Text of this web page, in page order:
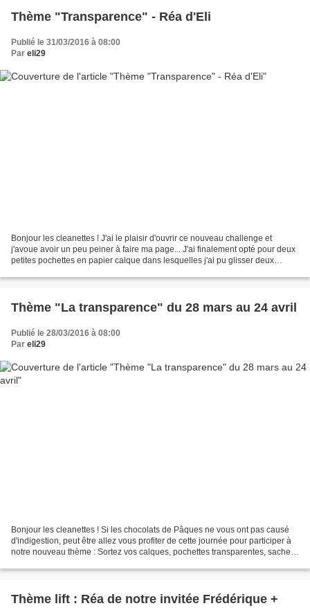
Thème "Transparence" - Réa d'Eli
Publié le 31/03/2016 à 08:00
Par eli29
Bonjour les cleanettes ! J'ai le plaisir d'ouvrir ce nouveau challenge et
j'avoue avoir un peu peiner à faire ma page... J'ai finalement opté pour deux
petites pochettes en papier calque dans lesquelles j'ai pu glisser deux
Thème "La transparence" du 28 mars au 24 avril
Publié le 28/03/2016 à 08:00
Par eli29
Bonjour les cleanettes ! Si les chocolats de Pâques ne vous ont pas causé
d'indigestion, peut être allez vous profiter de cette journée pour participer à
notre nouveau thème : Sortez vos calques, pochettes transparentes, sachets
Thème lift : Réa de notre invitée Frédérique +